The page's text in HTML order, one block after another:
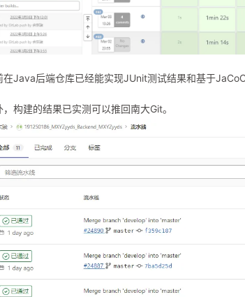
在Java后端仓库已经能实现JUnit测试结果和基于
，构建的结果已实测可以推回南大Git。